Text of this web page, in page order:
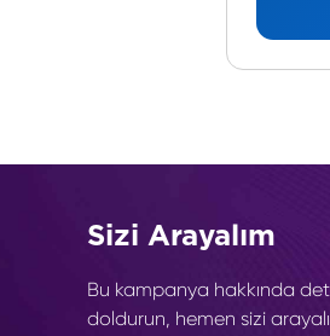
Sizi Arayalım
Bu kampanya hakkında
doldurun, hemen sizi